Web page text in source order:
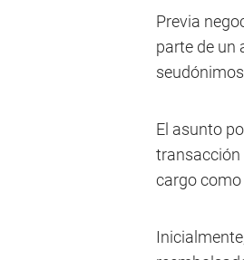
Previa
parte de un
El asunto
transacción
cargo como